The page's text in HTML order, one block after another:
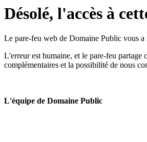
Désolé, l'accès à
Le pare-feu web de Domaine Public vous a
L'erreur est humaine, et le pare-feu partage
complémentaires et la possibilité de nous
L'équipe de Domaine Public